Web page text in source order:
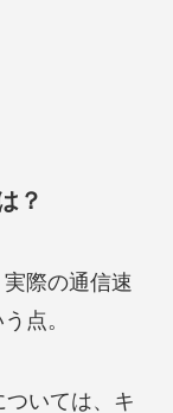
？
際の通信速
点。
いては、キ